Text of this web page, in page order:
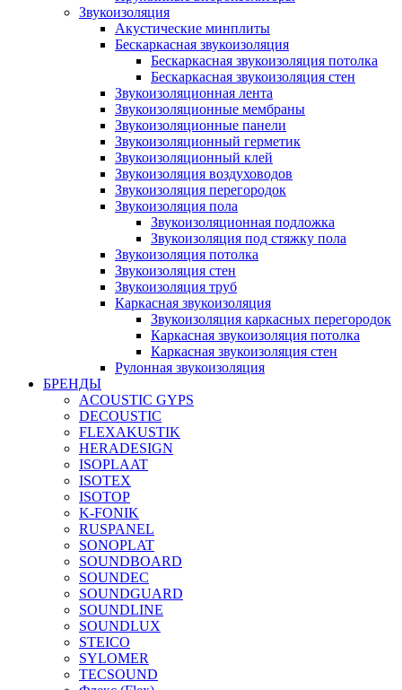
Звукоизоляция
Акустические минплиты
Бескаркасная звукоизоляция
Бескаркасная звукоизоляция потолка
Бескаркасная звукоизоляция стен
Звукоизоляционная лента
Звукоизоляционные мембраны
Звукоизоляционные панели
Звукоизоляционный герметик
Звукоизоляционный клей
Звукоизоляция воздуховодов
Звукоизоляция перегородок
Звукоизоляция пола
Звукоизоляционная подложка
Звукоизоляция под стяжку пола
Звукоизоляция потолка
Звукоизоляция стен
Звукоизоляция труб
Каркасная звукоизоляция
Звукоизоляция каркасных перегородок
Каркасная звукоизоляция потолка
Каркасная звукоизоляция стен
Рулонная звукоизоляция
БРЕНДЫ
ACOUSTIC GYPS
DECOUSTIC
FLEXAKUSTIK
HERADESIGN
ISOPLAAT
ISOTEX
ISOTOP
K-FONIK
RUSPANEL
SONOPLAT
SOUNDBOARD
SOUNDEC
SOUNDGUARD
SOUNDLINE
SOUNDLUX
STEICO
SYLOMER
TECSOUND